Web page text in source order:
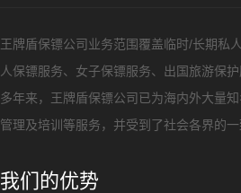
王牌盾保镖公司业务范围覆盖临时/长期私
人保镖服务、女子保镖服务、出国旅游保
多年来，王牌盾保镖公司已为海内外大量
管理及培训等服务，并受到了社会各界的
我们的优势